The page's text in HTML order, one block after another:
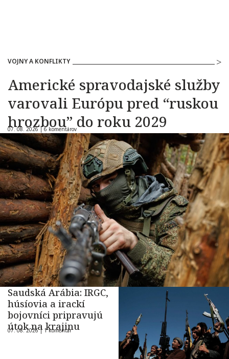
VOJNY A KONFLIKTY
Americké spravodajské služby
varovali Európu pred “ruskou
hrozbou” do roku 2029
07. 08. 2026 |6 komentárov
Saudská Arábia: IRGC,
húsíovia a irackí
bojovníci pripravujú
útok na krajinu
07. 08. 2026 | 1 komentár